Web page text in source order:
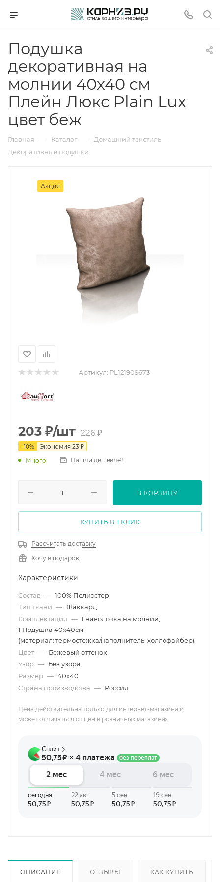
Подушка
декоративная на
молнии 40х40 см
Плейн Люкс Plain Lux
цвет беж
Главная — Каталог — Домашний текстиль —
Декоративные подушки
Акция
Артикул: PL121909673
203 ₽/шт 226₽
-10% Экономия 23 ₽
Много
Нашли дешевле?
В КОРЗИНУ
КУПИТЬ В 1 КЛИК
Рассчитать доставку
Хочу в подарок
Характеристики
Состав — 100% Полиэстер
Тип ткани — Жаккард
Комплектация — 1 наволочка на молнии,
1 Подушка 40х40см
(материал: термостежка/наполнитель: холлофайбер).
Цвет — Бежевый оттенок
Узор — Без узора
Размер — 40х40
Страна производства — Россия
Цена действительна только для интернет-магазина и
может отличаться от цен в розничных магазинах
ОПИСАНИЕ ОТЗЫВЫ КАК КУПИТЬ